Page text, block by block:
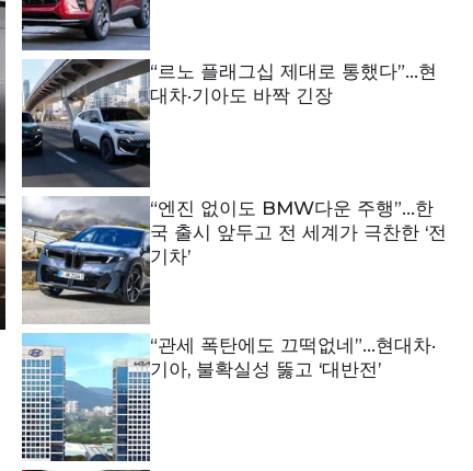
“르노 플래그십 제대로 통했다”…현
대차·기아도 바짝 긴장
“엔진 없이도 BMW다운 주행”…한
국 출시 앞두고 전 세계가 극찬한 ‘전
기차’
“관세 폭탄에도 끄떡없네”…현대차·
기아, 불확실성 뚫고 ‘대반전’